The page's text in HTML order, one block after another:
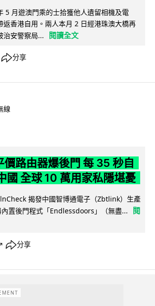
5 月遊澳門乘的士拾獲他人遺留相機及電
返香港自用。兩人本月 2 日經港珠澳大橋再
治安警察局...
閱讀全文
分享
線
價路由器爆後門 每 35 秒自
國 全球 10 萬用家私隱堪憂
揭發中國智博通電子（Zbtlink）生產
置後門程式「Endlessdoors」（無盡...
閱
↗ 分享